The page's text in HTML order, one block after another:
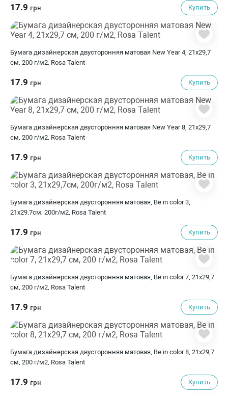
17.9 грн Купить
Бумага дизайнерская двусторонняя матовая New Year 4, 21х29,7
см, 200 г/м2, Rosa Talent
17.9 грн Купить
Бумага дизайнерская двусторонняя матовая New Year 8, 21х29,7
см, 200 г/м2, Rosa Talent
17.9 грн Купить
Бумага дизайнерская двусторонняя матовая, Be in color 3,
21х29,7см, 200г/м2, Rosa Talent
17.9 грн Купить
Бумага дизайнерская двусторонняя матовая, Be in color 7, 21х29,7
см, 200 г/м2, Rosa Talent
17.9 грн Купить
Бумага дизайнерская двусторонняя матовая, Be in color 8, 21х29,7
см, 200 г/м2, Rosa Talent
17.9 грн Купить